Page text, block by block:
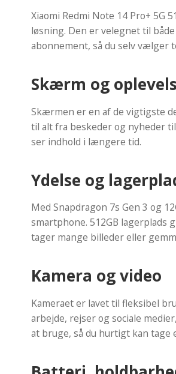
Xiaomi Redmi Note 14 Pro+
løsning. Den er velegnet til
abonnement, så du selv vælger
Skærm og
Skærmen er en af de vigtigste
til alt fra beskeder og nyheder
ser indhold i længere tid.
Ydelse og
Med Snapdragon 7s Gen 3 og
smartphone. 512GB
tager mange billeder eller
Kamera og video
Kameraet er lavet til fleksibel
arbejde, rejser og sociale
at bruge, så du hurtigt kan